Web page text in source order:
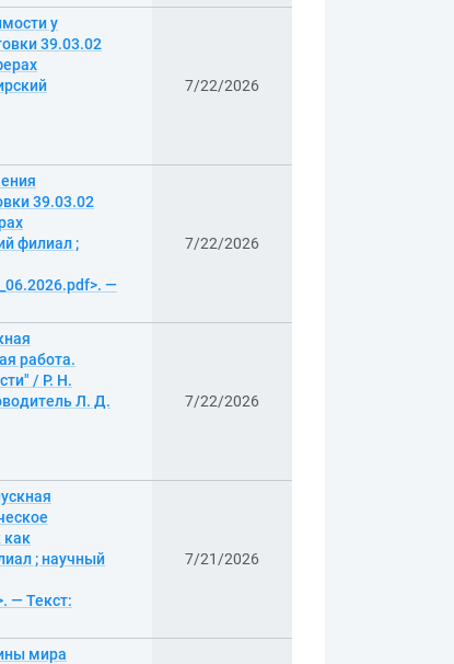
у
39.03.02
7/22/2026
39.03.02
филиал ;
—
7/22/2026
работа.
/ Р. Н.
Л. Д.
7/22/2026
как
; научный
— Текст:
7/21/2026
мира